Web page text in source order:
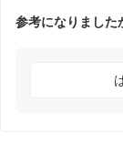
参考になりました